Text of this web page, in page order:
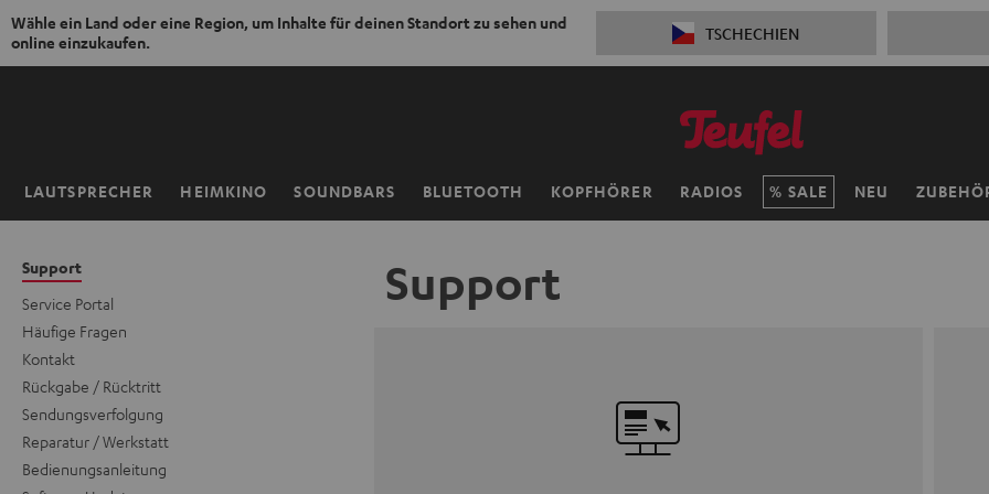
Wähle ein Land oder eine Region, um Inhalte für deinen Standort zu sehen und
online einzukaufen.
TSCHECHIEN
ZUM
LAUTSPRECHER HEIMKINO SOUNDBARS BLUETOOTH KOPFHÖRER RADIOS SALE NEU
Startseite
Support
Service Portal
Häufige Fragen
Kontakt
Rückgabe / Rücktritt
Sendungsverfolgung
Reparatur / Werkstatt
Bedienungsanleitung
Support